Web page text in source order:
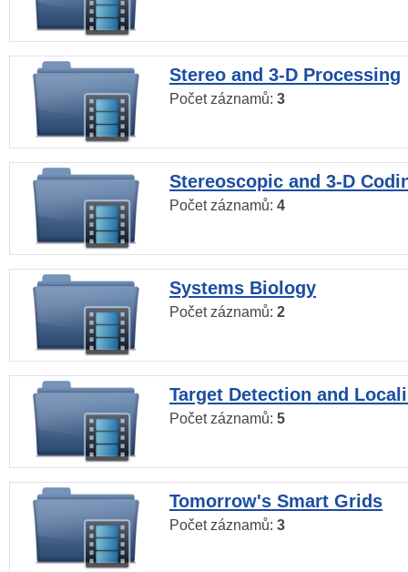
Stereo and 3-D Processing
Počet záznamů: 3
Stereoscopic and 3-D
Počet záznamů: 4
Systems Biology
Počet záznamů: 2
Target Detection and
Počet záznamů: 5
Tomorrow's Smart Grids
Počet záznamů: 3